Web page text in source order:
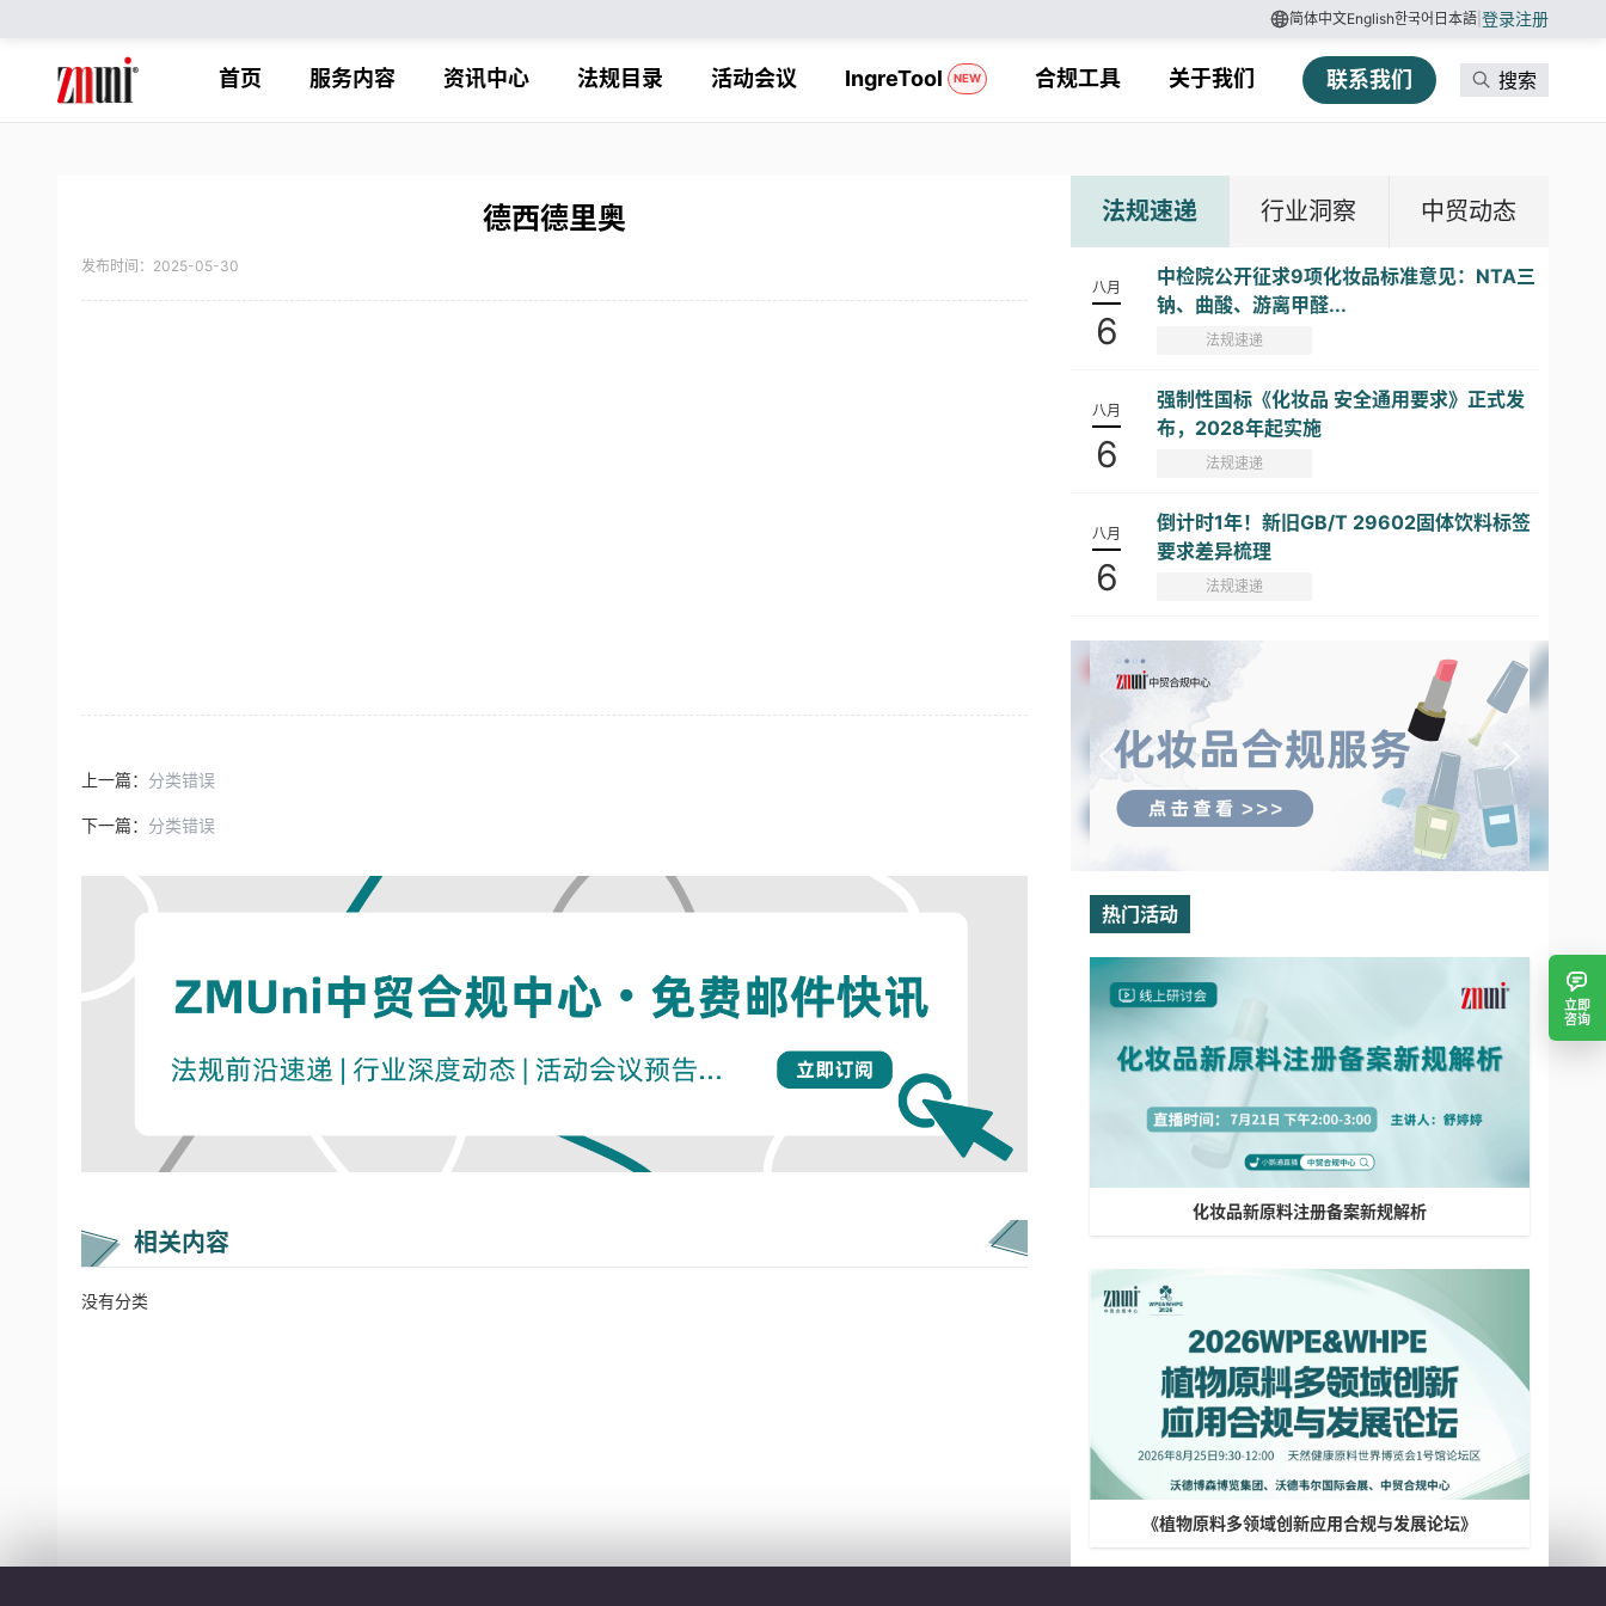
简体中文English한국어 日本語 登录注册
首页 服务内容 资讯中心 法规目录 活动会议 IngreTool NEW 合规工具 关于我们 联系我们 搜索
德西德里奥
发布时间：2025-05-30
上一篇： 分类错误
下一篇： 分类错误
相关内容
没有分类
法规速递 行业洞察 中贸动态
八月
6
中检院公开征求9项化妆品标准意见：NTA三
钠、曲酸、游离甲醛...
法规速递
八月
6
强制性国标《化妆品 安全通用要求》正式发
布，2028年起实施
法规速递
八月
6
倒计时1年！新旧GB/T 29602固体饮料标签
要求差异梳理
法规速递
热门活动
化妆品新原料注册备案新规解析
《植物原料多领域创新应用合规与发展论坛》
立即
咨询